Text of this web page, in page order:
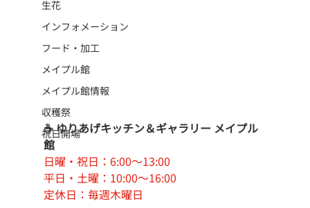
生花
インフォメーション
フード・加工
メイプル館
メイプル館情報
収穫祭
祝日開場
☕ ゆりあげキッチン＆ギャラリー メイプル
館
日曜・祝日：6:00〜13:00
平日・土曜：10:00〜16:00
定休日：毎週木曜日